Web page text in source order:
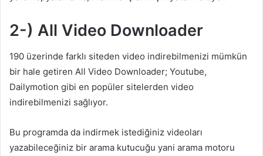
2-) All Video Downloader
190 üzerinde farklı siteden video indirebilmenizi mümkün
bir hale getiren All Video Downloader; Youtube,
Dailymotion gibi en popüler sitelerden video
indirebilmenizi sağlıyor.
Bu programda da indirmek istediğiniz videoları
yazabileceğiniz bir arama kutucuğu yani arama motoru